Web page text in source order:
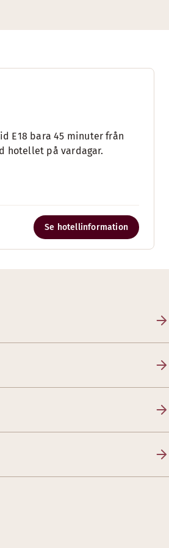
E18 bara 45 minuter från
hotellet på vardagar.
Se hotellinformation